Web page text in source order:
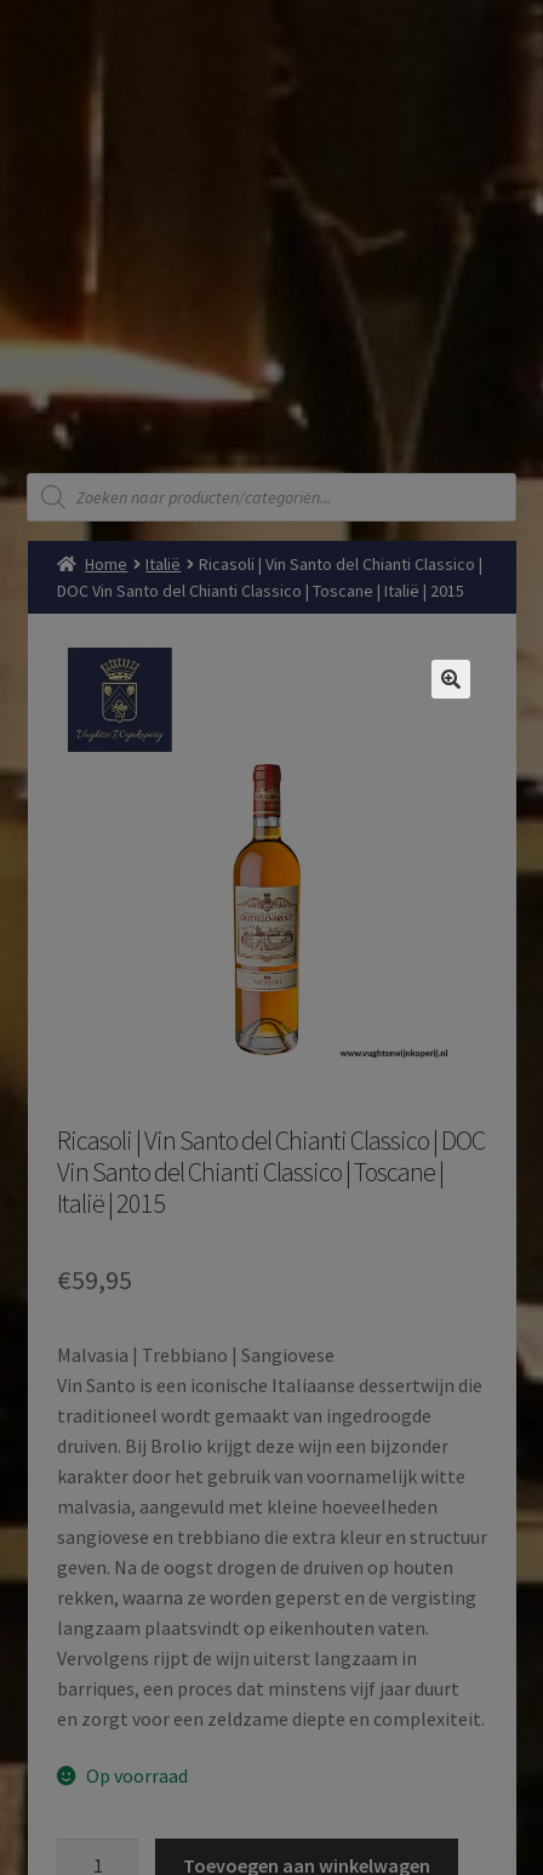
Producten
zoeken
Home Italië
Ricasoli | Vin Santo del Chianti Classico |
DOC Vin Santo del Chianti Classico | Toscane | Italië | 2015
Ricasoli | Vin Santo del Chianti Classico | DOC
Vin Santo del Chianti Classico | Toscane |
Italië | 2015
€59,95
Malvasia | Trebbiano | Sangiovese
Vin Santo is een iconische Italiaanse dessertwijn die
traditioneel wordt gemaakt van ingedroogde
druiven. Bij Brolio krijgt deze wijn een bijzonder
karakter door het gebruik van voornamelijk witte
malvasia, aangevuld met kleine hoeveelheden
sangiovese en trebbiano die extra kleur en structuur
geven. Na de oogst drogen de druiven op houten
rekken, waarna ze worden geperst en de vergisting
langzaam plaatsvindt op eikenhouten vaten.
Vervolgens rijpt de wijn uiterst langzaam in
barriques, een proces dat minstens vijf jaar duurt
en zorgt voor een zeldzame diepte en complexiteit.
Op voorraad
Toevoegen aan winkelwagen